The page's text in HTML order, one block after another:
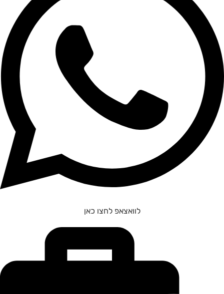
לוואצאפ לחצו כאן